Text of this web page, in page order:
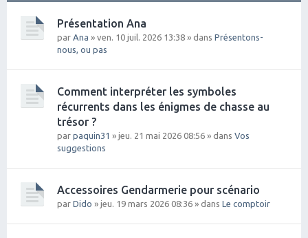
Présentation Ana
par Ana » ven. 10 juil. 2026 13:38 » dans Présentons-
nous, ou pas
Comment interpréter les symboles
récurrents dans les énigmes de chasse au
trésor ?
par paquin31 » jeu. 21 mai 2026 08:56 » dans Vos
suggestions
Accessoires Gendarmerie pour scénario
par Dido » jeu. 19 mars 2026 08:36 » dans Le comptoir